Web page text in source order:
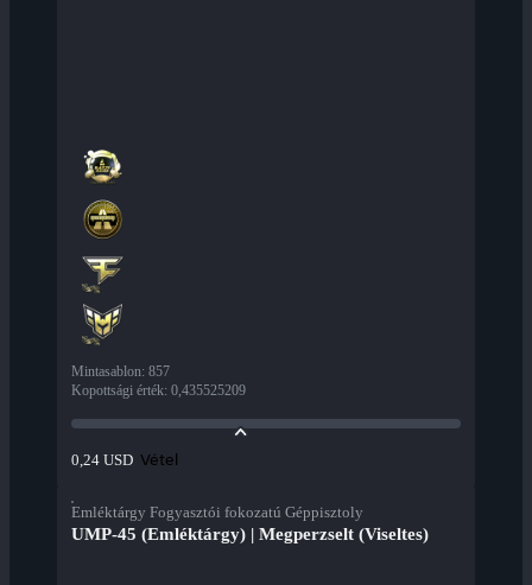
Mintasablon: 857
Kopottsági érték: 0,435525209
0,24 USD Vétel
Emléktárgy Fogyasztói fokozatú Géppisztoly
UMP-45 (Emléktárgy) | Megperzselt (Viseltes)